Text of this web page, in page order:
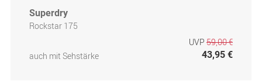
Superdry
Rockstar 175
auch mit Sehstärke
UVP 59,00 €
43,95 €